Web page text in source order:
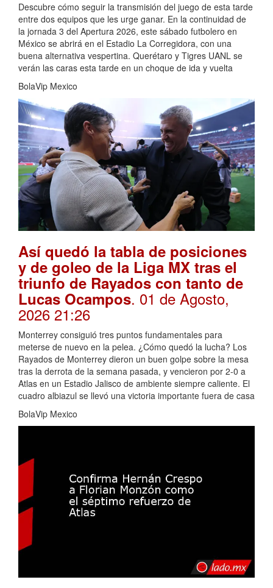
Descubre cómo seguir la transmisión del juego de esta tarde
entre dos equipos que les urge ganar. En la continuidad de
la jornada 3 del Apertura 2026, este sábado futbolero en
México se abrirá en el Estadio La Corregidora, con una
buena alternativa vespertina. Querétaro y Tigres UANL se
verán las caras esta tarde en un choque de ida y vuelta
BolaVip Mexico
Así quedó la tabla de posiciones
y de goleo de la Liga MX tras el
triunfo de Rayados con tanto de
Lucas Ocampos. 01 de Agosto,
2026 21:26
Monterrey consiguió tres puntos fundamentales para
meterse de nuevo en la pelea. ¿Cómo quedó la lucha? Los
Rayados de Monterrey dieron un buen golpe sobre la mesa
tras la derrota de la semana pasada, y vencieron por 2-0 a
Atlas en un Estadio Jalisco de ambiente siempre caliente. El
cuadro albiazul se llevó una victoria importante fuera de casa
BolaVip Mexico